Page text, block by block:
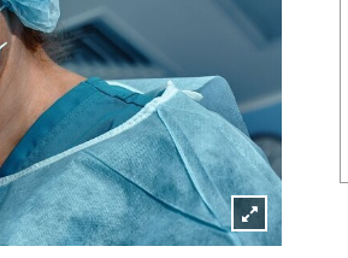
Lightbox